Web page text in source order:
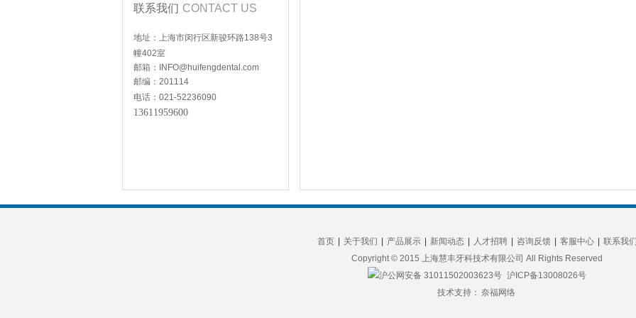
联系我们 CONTACT US
地址：上海市闵行区新骏环路138号3
幢402室
邮箱：
INFO@huifengdental.com
邮编：201114
电话：021-52236090
13611959600
首页 关于我们 产品展示 新闻动态 人才招聘 咨询反馈 客服中心
联系我
Copyright © 2015 上海慧丰牙科技术有限公司 All Rights Reserved
沪公网安备 31011502003623号 沪ICP备13008026号
技术支持： 奈福网络